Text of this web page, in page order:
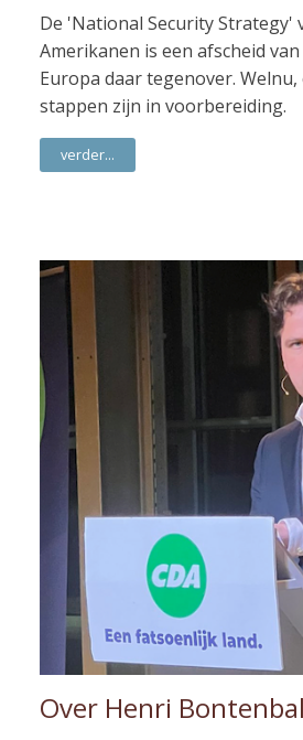
De 'National Security Strategy'
Amerikanen is een afscheid
Europa daar tegenover. Welnu,
stappen zijn in voorbereiding.
verder...
Over Henri Bontenbal